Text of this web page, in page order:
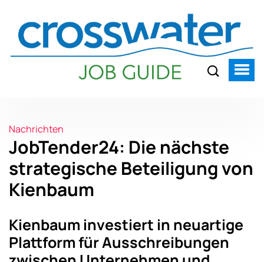
Nachrichten
JobTender24: Die nächste
strategische Beteiligung von
Kienbaum
Kienbaum investiert in neuartige
Plattform für Ausschreibungen